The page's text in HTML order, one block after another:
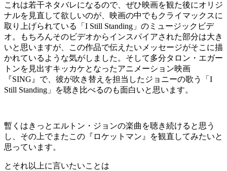
これは若干ネタバレになるので、ぜひ映画を観た後にオリジ
ナルを見直して欲しいのが、映画の中でもクライマックスに
取り上げられている「I Still Standing」のミュージックビデ
オ。もちろんそのビデオからインスパイアされた部分は大き
いと思いますが、この作品で伝えたいメッセージがそこに描
かれているような気がしました。そして多分タロン・エガー
トンを見出すキッカケとなったアニメーション映画
『SING』で、彼が吹き替えを担当したジョニーの歌う「I
Still Standing」を聴き比べるのも面白いと思います。
暫くはきっとエルトン・ジョンの楽曲を聴き続けると思う
し、その上でまたこの『ロケットマン』を観直してみたいと
思っています。
とそれ以上に言いたいことは